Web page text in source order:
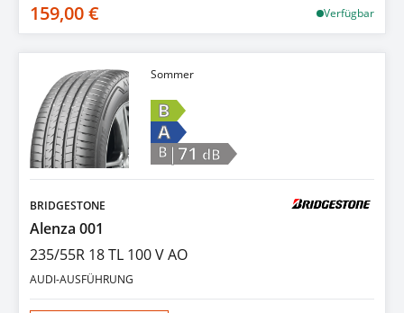
159,00 € Verfügbar
Sommer
B
A
B |71 dB
BRIDGESTONE
Alenza 001
235/55R 18 TL 100 V AO
AUDI-AUSFÜHRUNG